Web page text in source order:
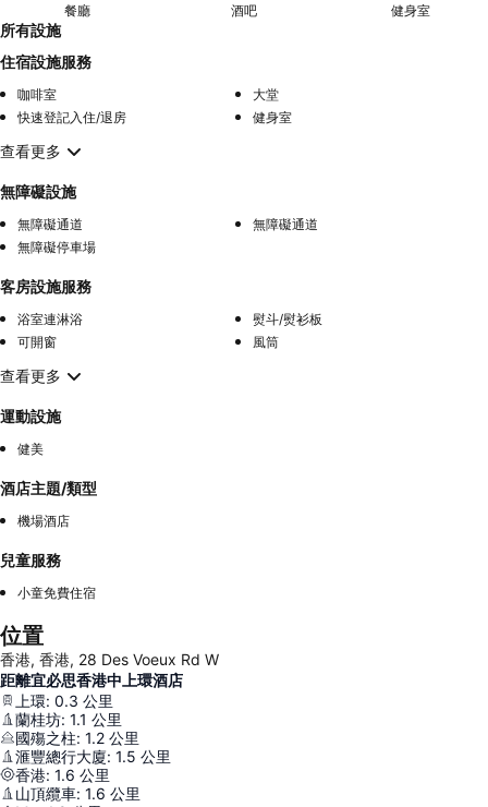
餐廳 酒吧 健身室
所有設施
住宿設施服務
咖啡室
大堂
快速登記入住/退房
健身室
查看更多
無障礙設施
無障礙通道
無障礙通道
無障礙停車場
客房設施服務
浴室連淋浴
熨斗/熨衫板
可開窗
風筒
查看更多
運動設施
健美
酒店主題/類型
機場酒店
兒童服務
小童免費住宿
位置
香港, 香港, 28 Des Voeux Rd W
距離宜必思香港中上環酒店
上環: 0.3 公里
蘭桂坊: 1.1 公里
國殤之柱: 1.2 公里
滙豐總行大廈: 1.5 公里
香港: 1.6 公里
山頂纜車: 1.6 公里